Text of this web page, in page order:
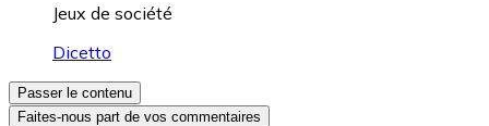
Jeux de société
Dicetto
Passer le contenu
Faites-nous part de vos commentaires